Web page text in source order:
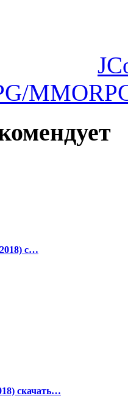
с…
скачать…